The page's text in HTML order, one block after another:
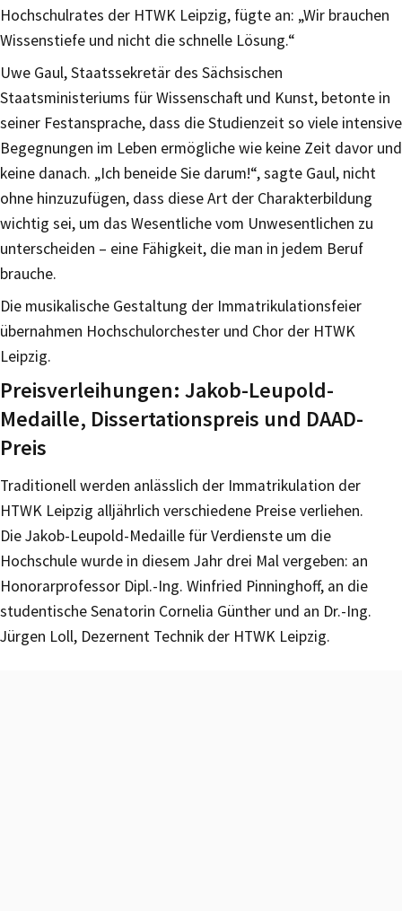
Hochschulrates der HTWK Leipzig, fügte an: „Wir brauchen
Wissenstiefe und nicht die schnelle Lösung.“
Uwe Gaul, Staatssekretär des Sächsischen
Staatsministeriums für Wissenschaft und Kunst, betonte in
seiner Festansprache, dass die Studienzeit so viele intensive
Begegnungen im Leben ermögliche wie keine Zeit davor und
keine danach. „Ich beneide Sie darum!“, sagte Gaul, nicht
ohne hinzuzufügen, dass diese Art der Charakterbildung
wichtig sei, um das Wesentliche vom Unwesentlichen zu
unterscheiden – eine Fähigkeit, die man in jedem Beruf
brauche.
Die musikalische Gestaltung der Immatrikulationsfeier
übernahmen Hochschulorchester und Chor der HTWK
Leipzig.
Preisverleihungen: Jakob-Leupold-
Medaille, Dissertationspreis und DAAD-
Preis
Traditionell werden anlässlich der Immatrikulation der
HTWK Leipzig alljährlich verschiedene Preise verliehen.
Die Jakob-Leupold-Medaille für Verdienste um die
Hochschule wurde in diesem Jahr drei Mal vergeben: an
Honorarprofessor Dipl.-Ing. Winfried Pinninghoff, an die
studentische Senatorin Cornelia Günther und an Dr.-Ing.
Jürgen Loll, Dezernent Technik der HTWK Leipzig.